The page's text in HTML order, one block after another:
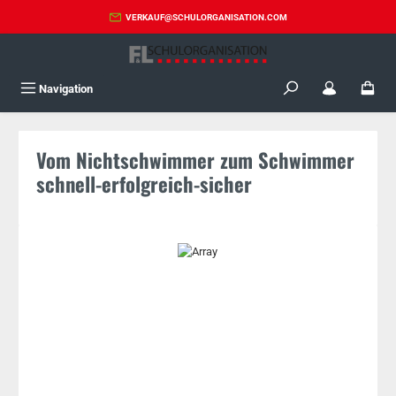
Zum Hauptinhalt springenVERKAUF@SCHULORGANISATION.COM
Navigation
Vom Nichtschwimmer zum Schwimmer
schnell-erfolgreich-sicher